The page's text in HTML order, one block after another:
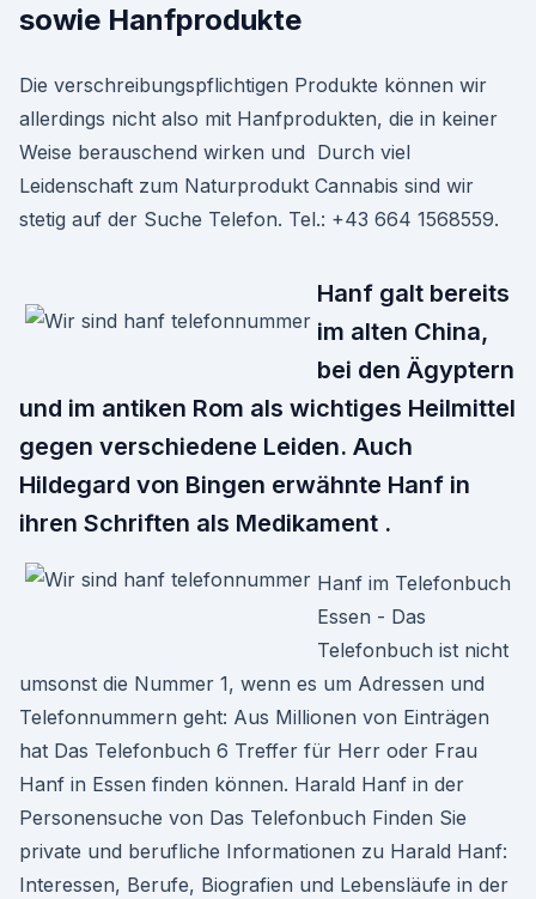
sowie Hanfprodukte
Die verschreibungspflichtigen Produkte können wir
allerdings nicht also mit Hanfprodukten, die in keiner
Weise berauschend wirken und Durch viel
Leidenschaft zum Naturprodukt Cannabis sind wir
stetig auf der Suche Telefon. Tel.: +43 664 1568559.
Hanf galt bereits
im alten China,
bei den Ägyptern
und im antiken Rom als wichtiges Heilmittel
gegen verschiedene Leiden. Auch
Hildegard von Bingen erwähnte Hanf in
ihren Schriften als Medikament .
Hanf im Telefonbuch
Essen - Das
Telefonbuch ist nicht
umsonst die Nummer 1, wenn es um Adressen und
Telefonnummern geht: Aus Millionen von Einträgen
hat Das Telefonbuch 6 Treffer für Herr oder Frau
Hanf in Essen finden können. Harald Hanf in der
Personensuche von Das Telefonbuch Finden Sie
private und berufliche Informationen zu Harald Hanf:
Interessen, Berufe, Biografien und Lebensläufe in der